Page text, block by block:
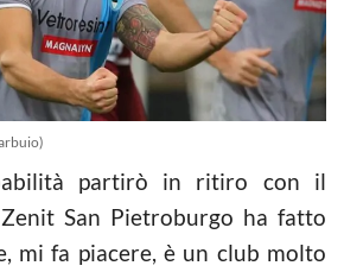
partirò in ritiro con il
San Pietroburgo ha fatto
mi fa piacere, è un club molto